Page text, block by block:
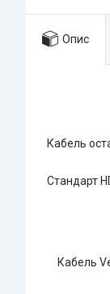
Опис
Кабель
Стандарт
Кабель